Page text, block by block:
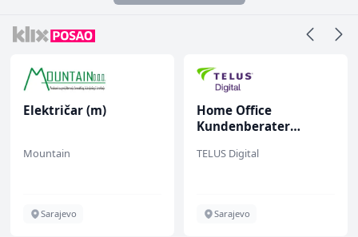
Električar (m)
Mountain
Sarajevo
Home Office
Kundenberater
renommiertes
TELUS Digital
Sarajevo